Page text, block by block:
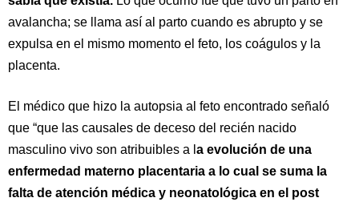
avalancha; se llama así al parto cuando es abrupto y se
expulsa en el mismo momento el feto, los coágulos y la
placenta.
El médico que hizo la autopsia al feto encontrado señaló
que “que las causales de deceso del recién nacido
masculino vivo son atribuibles a l a evolución de una
enfermedad materno placentaria a lo cual se suma la
falta de atención médica y neonatológica en el post